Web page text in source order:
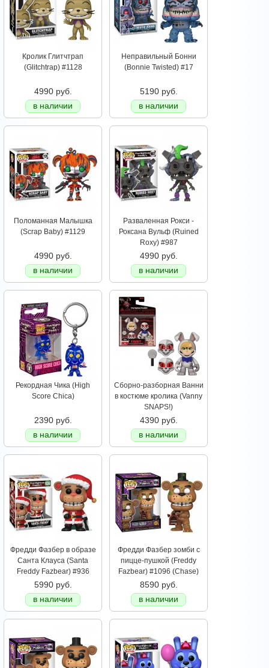
Кролик Глитчтрап
(Glitchtrap) #1128
4990 руб.
в наличии
Неправильный Бонни
(Bonnie Twisted) #17
5190 руб.
в наличии
Поломанная Малышка
(Scrap Baby) #1129
4990 руб.
в наличии
Разваленная Рокси -
Роксана Вульф (Ruined
Roxy) #987
4990 руб.
в наличии
Рекордная Чика (High
Score Chica)
2390 руб.
в наличии
Сборно-разборная Ванни
в костюме кролика (Vanny
SNAPS!)
4390 руб.
в наличии
Фредди Фазбер в образе
Санта Клауса (Santa
Freddy Fazbear) #936
5990 руб.
в наличии
Фредди Фазбер зомби с
пицце-пушкой (Freddy
Fazbear) #1096 (Chase)
8590 руб.
в наличии